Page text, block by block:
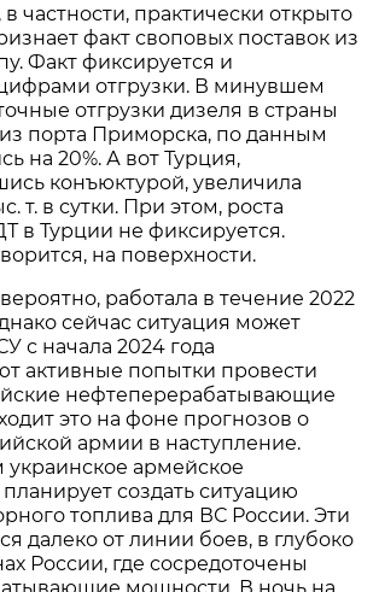
частности, практически открыто
факт своповых поставок из
Факт фиксируется и
отгрузки. В минувшем
отгрузки дизеля в страны
порта Приморска, по данным
на 20%. А вот Турция,
конъюктурой, увеличила
т. в сутки. При этом, роста
в Турции не фиксируется.
на поверхности.
работала в течение 2022
сейчас ситуация может
с начала 2024 года
активные попытки провести
нефтеперерабатывающие
это на фоне прогнозов о
армии в наступление.
украинское армейское
создать ситуацию
топлива для ВС России. Эти
далеко от линии боев, в глубоко
России, где сосредоточены